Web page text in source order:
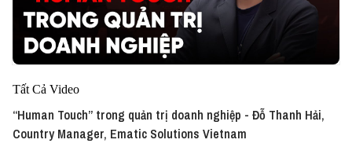
Tất Cả Video
“Human Touch” trong quản trị doanh nghiệp - Đỗ Thanh Hải,
Country Manager, Ematic Solutions Vietnam